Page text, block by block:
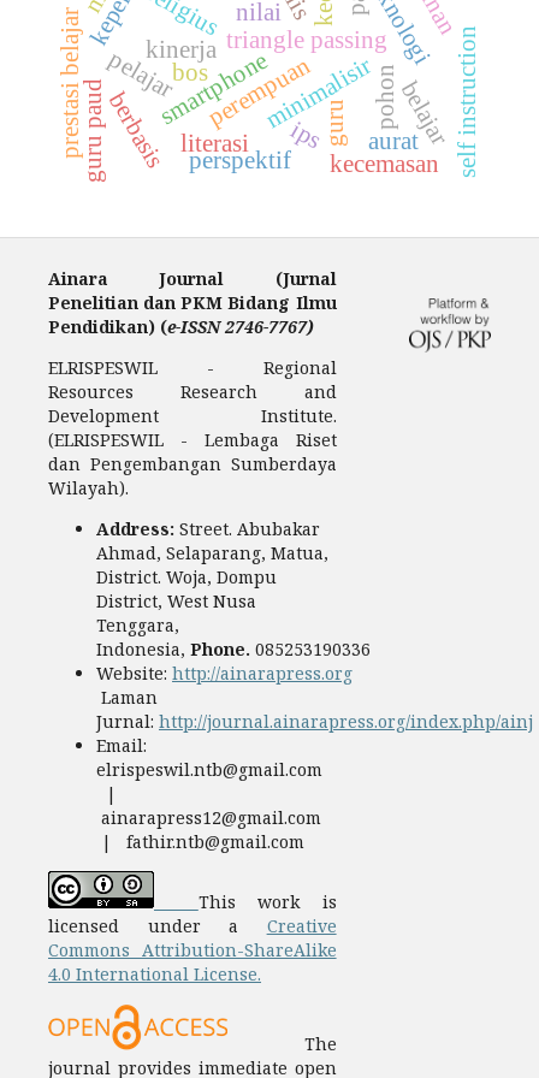
triangle passing
minimalisir
smartphone
kinerja self instruction
guru
prestasi belajar pelajar pohon
literasi
berbasis perempuan
perspektif kecemasan
guru paud belajar
ips
nilai
aurat
bos
Ainara Journal (Jurnal
Penelitian dan PKM Bidang Ilmu
Pendidikan) (e-ISSN 2746-7767)
ELRISPESWIL - Regional
Resources Research and
Development Institute.
(ELRISPESWIL - Lembaga Riset
dan Pengembangan Sumberdaya
Wilayah).
Address: Street. Abubakar
Ahmad, Selaparang, Matua,
District. Woja, Dompu
District, West Nusa
Tenggara,
Indonesia, Phone. 085253190336
Website: http://ainarapress.org
Laman
Jurnal: http://journal.ainarapress.org/index.php/ainj
Email:
elrispeswil.ntb@gmail.com
|
ainarapress12@gmail.com
| fathir.ntb@gmail.com
This work is
licensed under a Creative
Commons Attribution-ShareAlike
4.0 International License.
The
journal provides immediate open